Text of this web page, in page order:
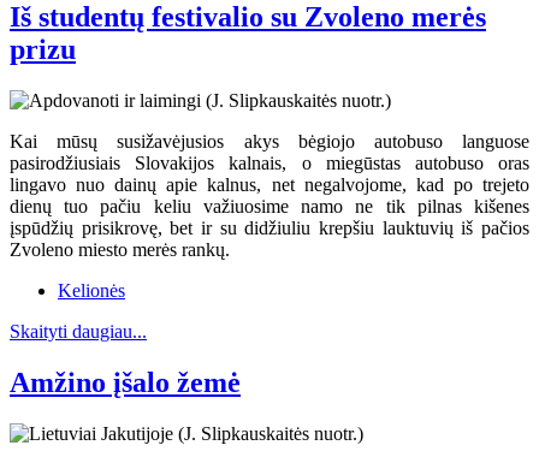
Iš studentų festivalio su Zvoleno merės
prizu
Kai mūsų susižavėjusios akys bėgiojo autobuso languose
pasirodžiusiais Slovakijos kalnais, o miegūstas autobuso oras
lingavo nuo dainų apie kalnus, net negalvojome, kad po trejeto
dienų tuo pačiu keliu važiuosime namo ne tik pilnas kišenes
įspūdžių prisikrovę, bet ir su didžiuliu krepšiu lauktuvių iš pačios
Zvoleno miesto merės rankų.
Kelionės
Skaityti daugiau...
Amžino įšalo žemė